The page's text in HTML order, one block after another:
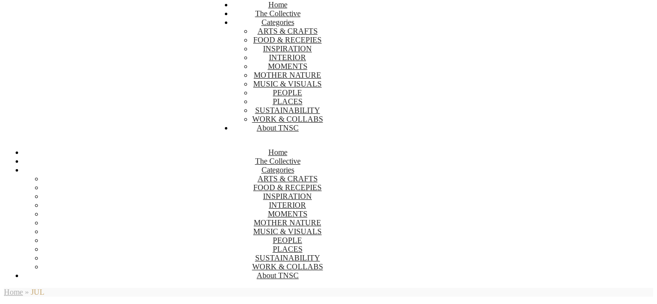
Home
The Collective
Categories
ARTS & CRAFTS
FOOD & RECEPIES
INSPIRATION
INTERIOR
MOMENTS
MOTHER NATURE
MUSIC & VISUALS
PEOPLE
PLACES
SUSTAINABILITY
WORK & COLLABS
About TNSC
Home
The Collective
Categories
ARTS & CRAFTS
FOOD & RECEPIES
INSPIRATION
INTERIOR
MOMENTS
MOTHER NATURE
MUSIC & VISUALS
PEOPLE
PLACES
SUSTAINABILITY
WORK & COLLABS
About TNSC
Home » JUL